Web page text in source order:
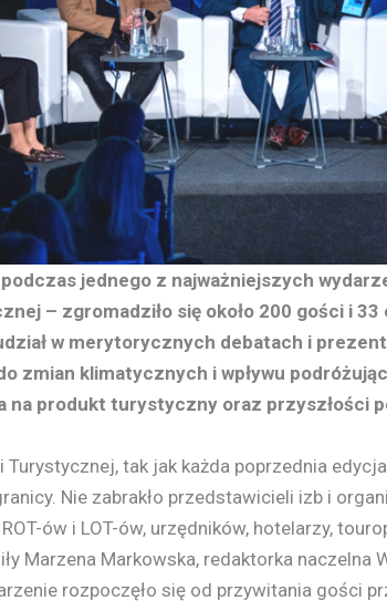
podczas jednego z najważniejszych
– zgromadziło się około 200 gości i
w merytorycznych debatach i
zmian klimatycznych i wpływu
na produkt turystyczny oraz przyszłości
tak jak każda poprzednia
Nie zabrakło przedstawicieli izb i
ów i LOT-ów, urzędników, hotelarzy,
Marzena Markowska, redaktorka naczelna
rozpoczęło się od przywitania gości